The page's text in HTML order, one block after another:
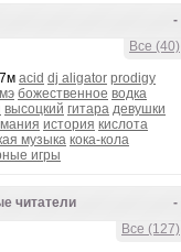
-
Все (40)
acid dj aligator prodigy
божественное водка
высоцкий гитара девушки
история кислота
музыка кока-кола
игры
-
читатели
Все (127)